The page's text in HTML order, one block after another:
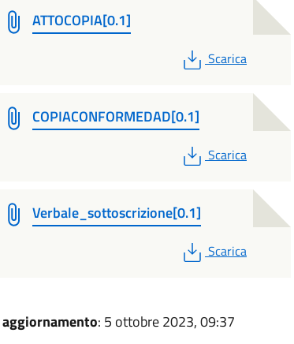
ATTOCOPIA[0.1]
PDF
Scarica
COPIACONFORMEDAD[0.1]
PDF
Scarica
Verbale_sottoscrizione[0.1]
PDF
Scarica
: 5 ottobre 2023, 09:37